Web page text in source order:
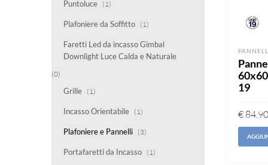
Puntoluce (1)
Plafoniere da Soffitto (1)
Faretti Led da incasso Gimbal
Downlight Luce Calda e Naturale
(0)
Grille (1)
Incasso Orientabile (1)
Plafoniere e Pannelli (3)
Portafaretti da Incasso (1)
19
€84.90